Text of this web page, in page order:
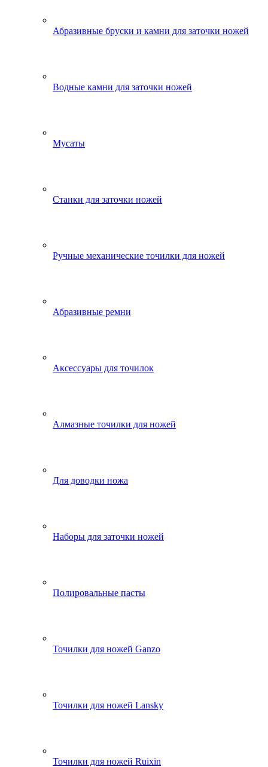
Абразивные бруски и камни для заточки ножей
Водные камни для заточки ножей
Мусаты
Станки для заточки ножей
Ручные механические точилки для ножей
Абразивные ремни
Аксессуары для точилок
Алмазные точилки для ножей
Для доводки ножа
Наборы для заточки ножей
Полировальные пасты
Точилки для ножей Ganzo
Точилки для ножей Lansky
Точилки для ножей Ruixin